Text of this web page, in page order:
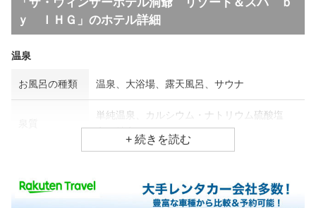
ｙ ＩＨＧ」のホテル詳細
温泉
お風呂の種類 温泉、大浴場、露天風呂、サウナ
単純温泉、カルシウム・ナトリウム硫酸塩
泉、鉄泉
食事場所